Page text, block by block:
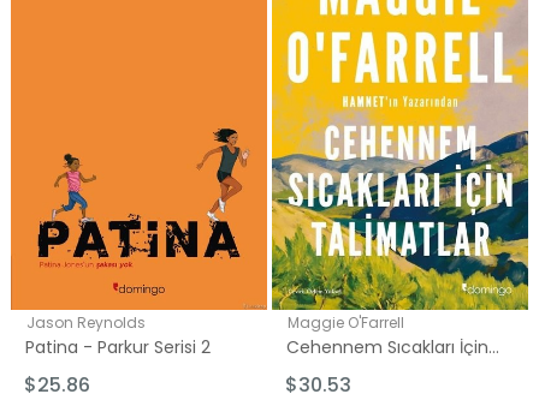
Jason Reynolds
Patina - Parkur Serisi 2
$25.86
Maggie O'Farrell
Cehennem Sıcakları İçin Talimatlar
$30.53